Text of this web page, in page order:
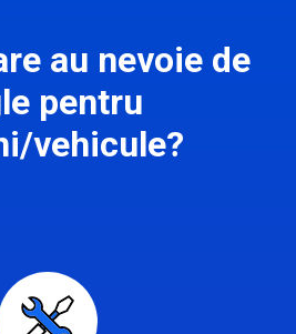
au nevoie de
pentru
vehicule?